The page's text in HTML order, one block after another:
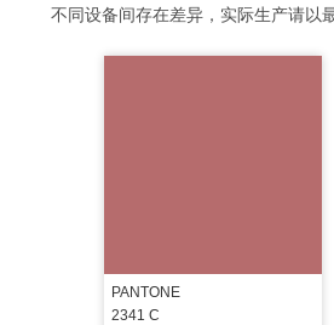
不同设备间存在差异，实际生产请以
PANTONE
2341 C